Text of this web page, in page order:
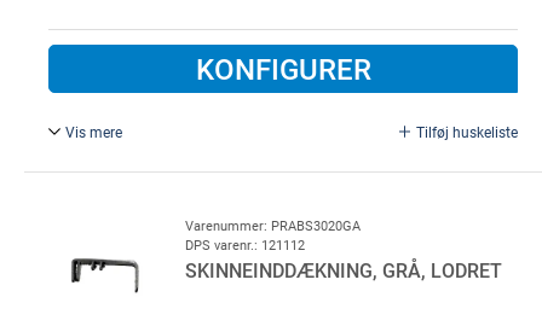
KONFIGURER
Vis mere Tilføj huskeliste
Varenummer: PRABS3020GA
DPS varenr.: 121112
SKINNEINDDÆKNING, GRÅ, LODRET